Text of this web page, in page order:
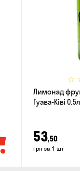
Лимонад
Гуава-Ківі 0.5л
53,50
грн за 1 шт